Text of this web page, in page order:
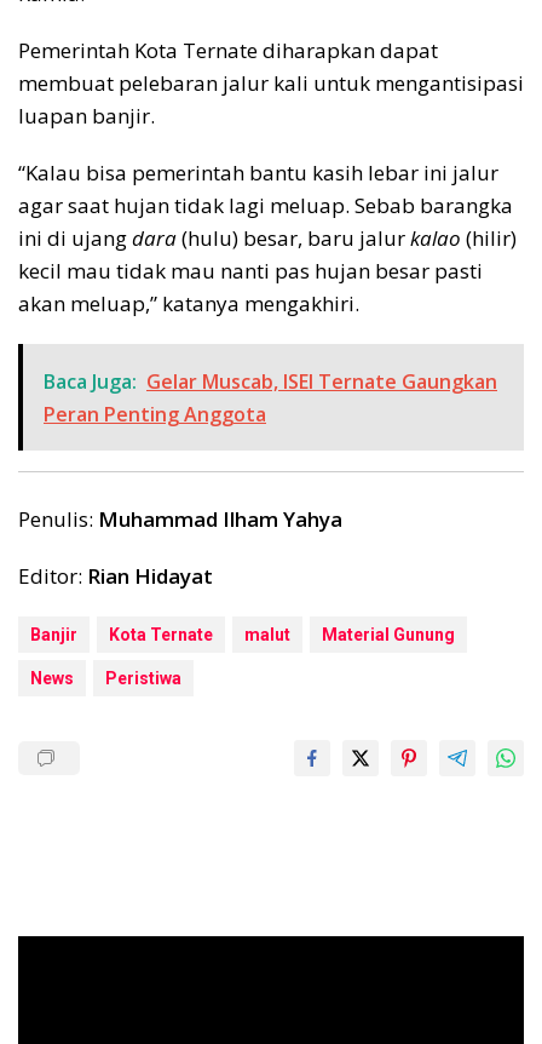
Pemerintah Kota Ternate diharapkan dapat
membuat pelebaran jalur kali untuk mengantisipasi
luapan banjir.
“Kalau bisa pemerintah bantu kasih lebar ini jalur
agar saat hujan tidak lagi meluap. Sebab barangka
ini di ujangdara(hulu) besar, baru jalurkalao (hilir)
kecil mau tidak mau nanti pas hujan besar pasti
akan meluap,” katanya mengakhiri.
Baca Juga: Gelar Muscab, ISEI Ternate Gaungkan
Peran Penting Anggota
Penulis: Muhammad Ilham Yahya
Editor: Rian Hidayat
Banjir Kota Ternate malut Material Gunung
News Peristiwa